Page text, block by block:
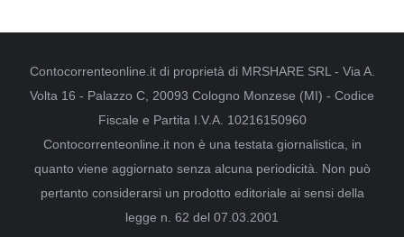
Contocorrenteonline.it di proprietà di MRSHARE SRL - Via A.
Volta 16 - Palazzo C, 20093 Cologno Monzese (MI) - Codice
Fiscale e Partita I.V.A. 10216150960
Contocorrenteonline.it non è una testata giornalistica, in
quanto viene aggiornato senza alcuna periodicità. Non può
pertanto considerarsi un prodotto editoriale ai sensi della
legge n. 62 del 07.03.2001